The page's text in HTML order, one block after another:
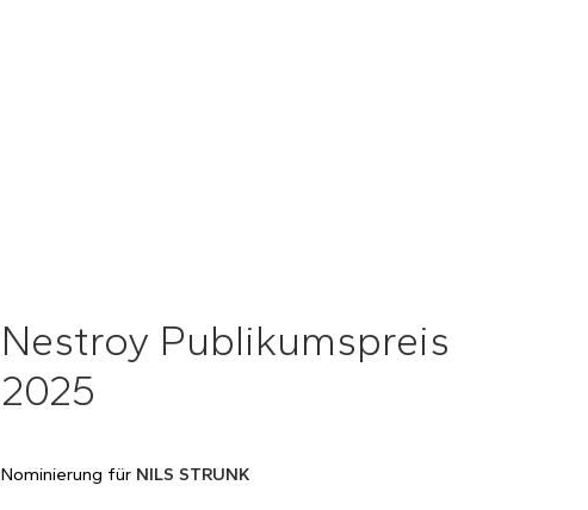
Nestroy Publikumspreis
2025
Nominierung für NILS STRUNK